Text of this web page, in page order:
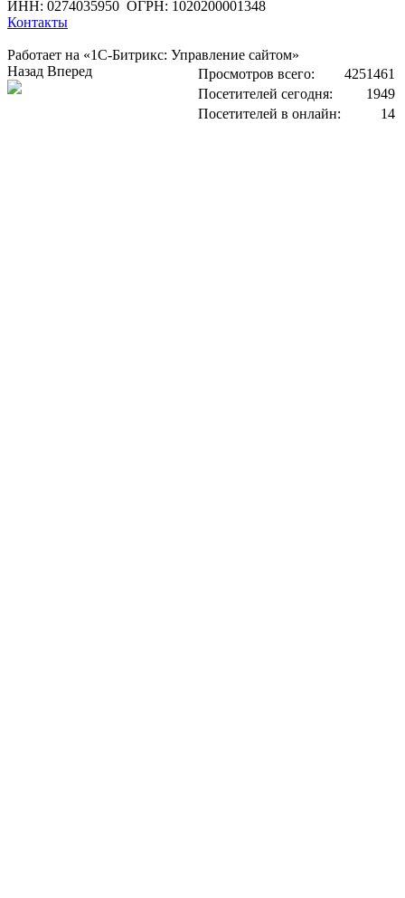
ИНН: 0274035950 ОГРН: 1020200001348
Контакты
Работает на «1С-Битрикс: Управление сайтом»
Просмотров всего:
4251461
Посетителей сегодня:
1949
Посетителей в онлайн:
14
Назад Вперед